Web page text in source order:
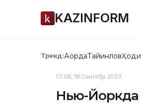
KAZINFORM
Тренд:АқордаТайинлов
17:38, 18 Сентябр 2023
Нью-Йоркда